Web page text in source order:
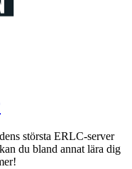
största ERLC-server
du bland annat lära dig